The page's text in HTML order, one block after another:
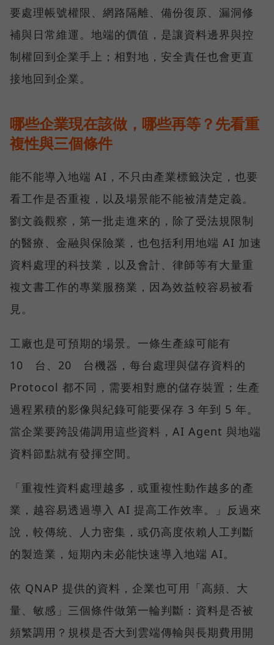
要處理帳號權限、網路隔離、備份復原、漏洞修
補與日常維運。地端的價值，是讓資料邊界與控
制權回到企業手上；相對地，安全責任也會更直
接地回到企業。
哪些企業現在該做，哪些再等？先看重
複性與三個條件
能不能導入地端 AI，不只由產業標籤決定，也要
看工作是否重複，以及場景能不能被清楚定義。
劉文義觀察，第一批走進來的，除了受法規限制
的醫療、金融與保險業，也包括利用地端 AI 加速
資料處理的科技業，以及會計、律師等有大量重
複文書工作的專業服務業，因為效益較容易被看
見。
工廠也是可預期的場景。一條生產線可能有
10 台、20 台機器，每台處理與儲存資料的
Protocol 都不同，需要相對應的儲存裝置；生產
過程累積的影像與紀錄可能要保存 3 年到 5 年。
當企業要跨設備調用這些資料，AI Agent 與地端
資料節點就有發揮空間。
「重複性資料處理越多，或重複性動作越多的產
業，越容易透過導入 AI 提高工作效率。」反過來
說，較傳統、人力密集，或仍高度依賴人工判斷
的製造業，短期內未必能快速導入地端 AI。
依 QNAP 提供的資料，企業也可用「高頻、大
量、敏感」三個條件做第一輪判斷：資料是否被
頻繁調用？規模是否大到雲端傳輸與長期費用開